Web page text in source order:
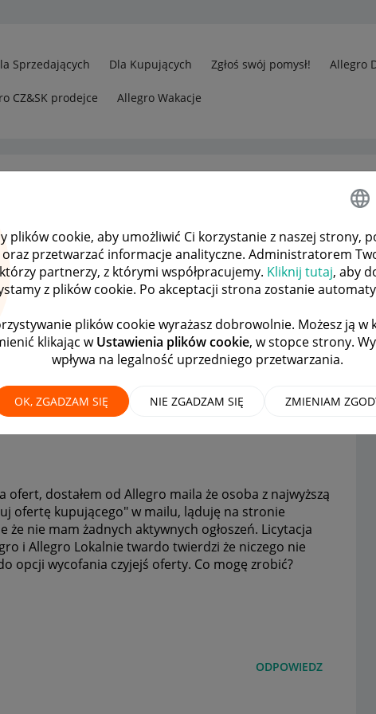
plików cookie, aby umożliwić Ci korzystanie z naszej strony,
przetwarzać informacje analityczne. Administratorem
partnerzy, z którymi współpracujemy. Kliknij tutaj, aby
z plików cookie. Po akceptacji strona zostanie
plików cookie wyrażasz dobrowolnie. Możesz ją w
klikając wUstawienia plików cookie, w stopce strony.
wpływa na legalność uprzedniego przetwarzania.
OK, ZGADZAM SIĘ NIE ZGADZAM SIĘ ZMIENIAM
Sprzedających Dla Kupujących Zgłoś swój pomysł! Allegro
CZ&SK prodejce Allegro Wakacje
Lokalnie Odp.: Nie mogę anulować oferty Kupującego
MAMY ROZWIĄZANIE!
ofert, dostałem od Allegro maila że osoba z najwyższą
ofertę kupującego" w mailu, ląduję na stronie
nie mam żadnych aktywnych ogłoszeń. Licytacja
i Allegro Lokalnie twardo twierdzi że niczego nie
opcji wycofania czyjejś oferty. Co mogę zrobić?
ODPOWIEDZ
TEMATÓW POPRZEDNIA NASTĘPNA